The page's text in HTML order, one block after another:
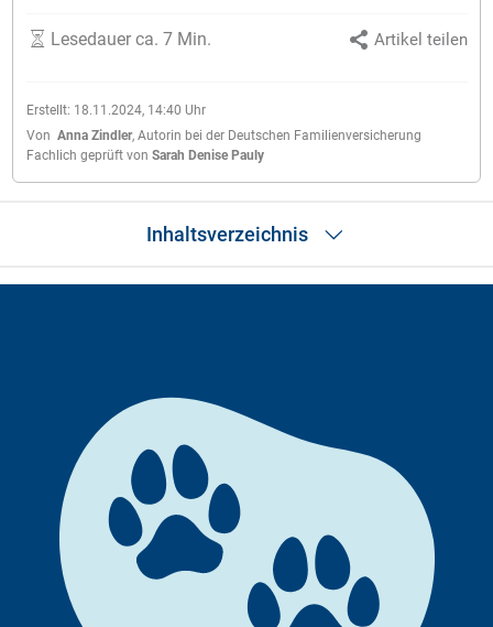
Erstellt: 18.11.2024, 14:40 Uhr
Von Anna Zindler, Autorin bei der Deutschen Familienversicherung
Fachlich geprüft von Sarah Denise Pauly
Lesedauer ca. 7 Min. Artikel teilen
Inhaltsverzeichnis
Haltung und Pflege
Ernährung
Typische Krankheiten
Ist der Dobermann ein Familienhund?
In­te­res­san­tes und Wis­sen­wer­tes
Der bes­te Schutz für Ih­ren Do­ber­mann
Häufige Fragen